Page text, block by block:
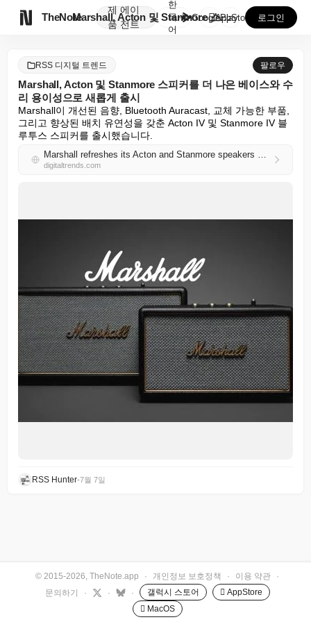
TheNote
제
품
에이
전트
Marshall, Acton 및 Stanmore 스피커...
한
국
어
GooglePlay
AppStore 로그인
RSS 디지털 트렌드 팔로우
Marshall, Acton 및 Stanmore 스피커를 더 나은 베이스와 수
리 용이성으로 새롭게 출시
Marshall이 개선된 음향, Bluetooth Auracast, 교체 가능한 부품,
그리고 향상된 배치 유연성을 갖춘 Acton IV 및 Stanmore IV 블
루투스 스피커를 출시했습니다.
Marshall refreshes its Acton and Stanmore speakers with better bass and repairability
digitaltrends.com
RSS Hunter•7월 7일
© 2015-2026, TheNote.app · 개인정보 보호정책 · 이용 약관
·
문의하기
· · · 갤럭시 스토어
 AppStore
 MacOS